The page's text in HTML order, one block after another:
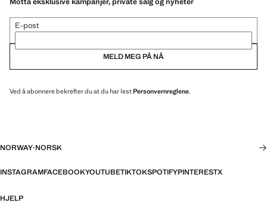
E-post
MELD MEG PÅ NÅ
Ved å abonnere bekrefter du at du har lestPersonvernreglene.
NORWAY·NORSK
INSTAGRAMFACEBOOKYOUTUBETIKTOKSPOTIFYPINTERESTX
HJELP